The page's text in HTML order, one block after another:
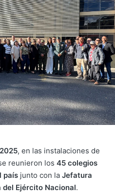
, en las instalaciones de
reunieron los 45 colegios
país junto con la Jefatura
Ejército Nacional.